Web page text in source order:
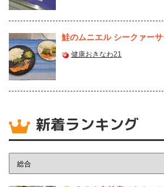
鮭のムニエル シークァー
健康おきなわ21
新着ランキング